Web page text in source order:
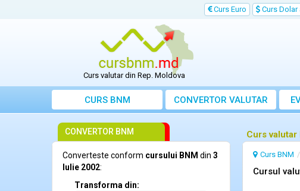
Curs Euro Curs Dolar
Curs valutar din Rep. Moldova
CURS BNM CONVERTOR VALUTAR
Curs
Curs BNM
Cursul
CONVERTOR BNM
Converteste conform cursului BNM din 3
Iulie 2002:
Transforma din: